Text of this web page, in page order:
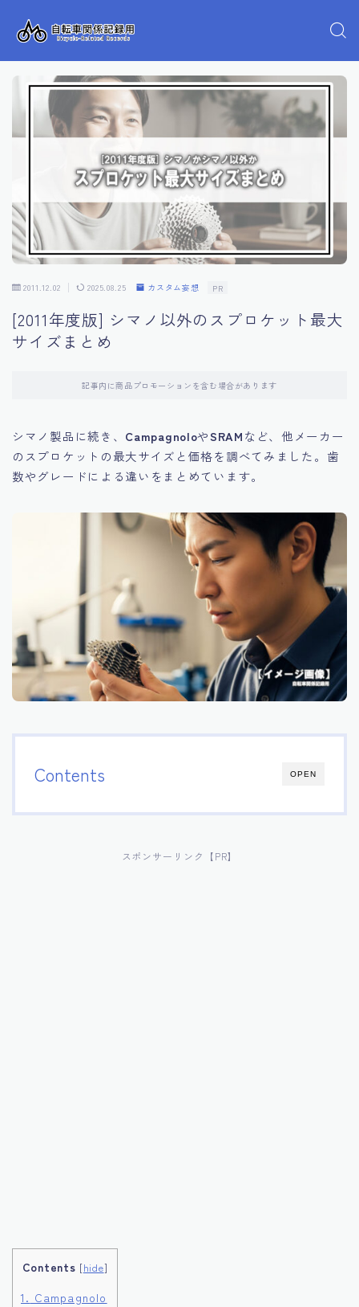
2011.12.02 2025.08.25 カスタム妄想 PR
[2011年度版] シマノ以外のスプロケット最大
サイズまとめ
記事内に商品プロモーションを含む場合があります
シマノ製品に続き、 CampagnoloやSRAMなど、他メーカー
のスプロケットの最大サイズと価格を調べてみました。歯
数やグレードによる違いをまとめています。
OPEN
Contents
スポンサーリンク【PR】
Contents [hide]
1. Campagnolo